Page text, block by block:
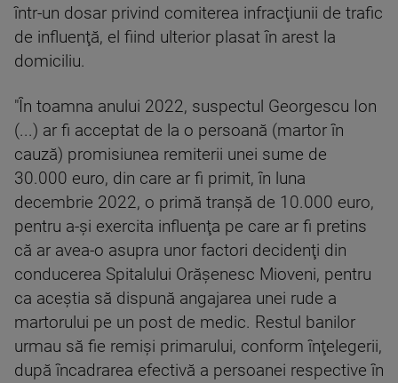
într-un dosar privind comiterea infracţiunii de trafic
de influenţă, el fiind ulterior plasat în arest la
domiciliu.
"În toamna anului 2022, suspectul Georgescu Ion
(...) ar fi acceptat de la o persoană (martor în
cauză) promisiunea remiterii unei sume de
30.000 euro, din care ar fi primit, în luna
decembrie 2022, o primă tranşă de 10.000 euro,
pentru a-şi exercita influenţa pe care ar fi pretins
că ar avea-o asupra unor factori decidenţi din
conducerea Spitalului Orăşenesc Mioveni, pentru
ca aceştia să dispună angajarea unei rude a
martorului pe un post de medic. Restul banilor
urmau să fie remişi primarului, conform înţelegerii,
după încadrarea efectivă a persoanei respective în